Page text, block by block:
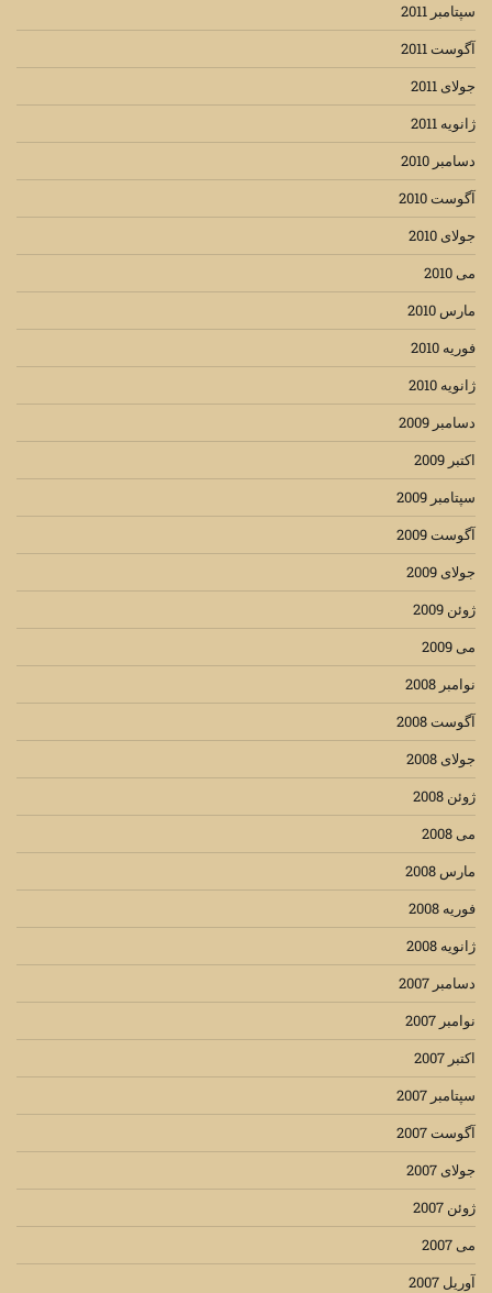
سپتامبر 2011
آگوست 2011
جولای 2011
ژانویه 2011
دسامبر 2010
آگوست 2010
جولای 2010
می 2010
مارس 2010
فوریه 2010
ژانویه 2010
دسامبر 2009
اکتبر 2009
سپتامبر 2009
آگوست 2009
جولای 2009
ژوئن 2009
می 2009
نوامبر 2008
آگوست 2008
جولای 2008
ژوئن 2008
می 2008
مارس 2008
فوریه 2008
ژانویه 2008
دسامبر 2007
نوامبر 2007
اکتبر 2007
سپتامبر 2007
آگوست 2007
جولای 2007
ژوئن 2007
می 2007
آوریل 2007